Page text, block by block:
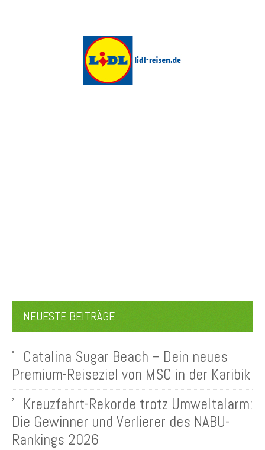
NEUESTE BEITRÄGE
Catalina Sugar Beach – Dein neues
Premium-Reiseziel von MSC in der Karibik
Kreuzfahrt-Rekorde trotz Umweltalarm:
Die Gewinner und Verlierer des NABU-
Rankings 2026